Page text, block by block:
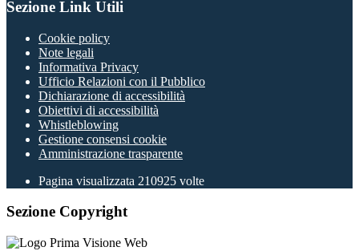
Sezione Link Utili
Cookie policy
Note legali
Informativa Privacy
Ufficio Relazioni con il Pubblico
Dichiarazione di accessibilità
Obiettivi di accessibilità
Whistleblowing
Gestione consensi cookie
Amministrazione trasparente
Pagina visualizzata 210925 volte
Sezione Copyright